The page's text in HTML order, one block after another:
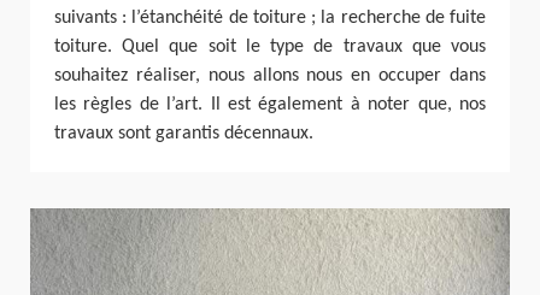
suivants : l’étanchéité de toiture ; la recherche de fuite
toiture. Quel que soit le type de travaux que vous
souhaitez réaliser, nous allons nous en occuper dans
les règles de l’art. Il est également à noter que, nos
travaux sont garantis décennaux.